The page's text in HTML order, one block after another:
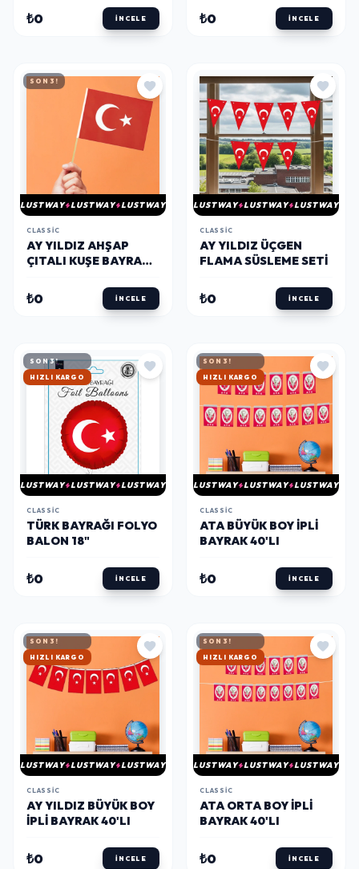
₺0 İNCELE ₺0 İNCELE
SON 3!
LUSTWAY LUSTWAY LUSTWAY
CLASSIC
AY YILDIZ AHŞAP
ÇITALI KUŞE BAYRAK
₺0 İNCELE
LUSTWAY LUSTWAY LUSTWAY
CLASSIC
AY YILDIZ ÜÇGEN
FLAMA SÜSLEME SETI
₺0 İNCELE
SON 3!
HIZLI KARGO
LUSTWAY LUSTWAY LUSTWAY
CLASSIC
TÜRK BAYRAĞI FOLYO
BALON 18"
₺0 İNCELE
SON 3!
HIZLI KARGO
LUSTWAY LUSTWAY LUSTWAY
CLASSIC
ATA BÜYÜK BOY İPLI
BAYRAK 40'LI
₺0 İNCELE
SON 3!
HIZLI KARGO
LUSTWAY LUSTWAY LUSTWAY
CLASSIC
AY YILDIZ BÜYÜK BOY
İPLI BAYRAK 40'LI
₺0 İNCELE
SON 3!
HIZLI KARGO
LUSTWAY LUSTWAY LUSTWAY
CLASSIC
ATA ORTA BOY İPLI
BAYRAK 40'LI
₺0 İNCELE